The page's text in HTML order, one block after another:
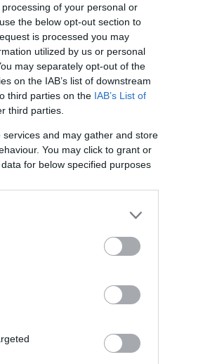
of your personal or
the below opt-out section to
is processed you may
utilized by us or personal
may separately opt-out of the
on the IAB’s list of downstream
third parties on the IAB’s List of
third parties.
and may gather and store
You may click to grant or
for below specified purposes
Címkék
Akadémiai
Alejandro Garnacho
Amad Diallo
Andreas Pereira
Angol válogatott
Anthony Martial
Átigazolások